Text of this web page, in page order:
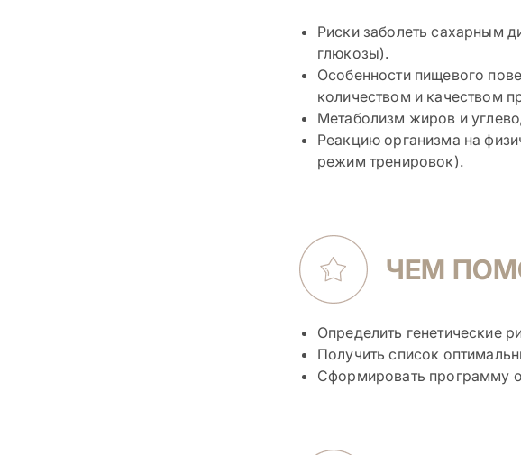
Риски заболеть сахарным
глюкозы).
Особенности пищевого
количеством и качеством
Метаболизм жиров и
Реакцию организма на
режим тренировок).
ЧЕМ
Определить генетические
Получить список
Сформировать программу